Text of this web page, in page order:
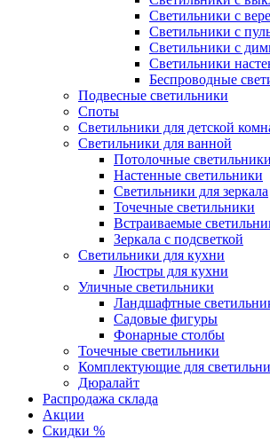
Светильники с
Светильники с
Светильники с
Светильники
Беспроводные
Подвесные светильники
Споты
Светильники для детской
Светильники для ванной
Потолочные светильники
Настенные светильники
Светильники для зеркала
Точечные светильники
Встраиваемые
Зеркала с подсветкой
Светильники для кухни
Люстры для кухни
Уличные светильники
Ландшафтные
Садовые фигуры
Фонарные столбы
Точечные светильники
Комплектующие для
Дюралайт
Распродажа склада
Акции
Скидки %